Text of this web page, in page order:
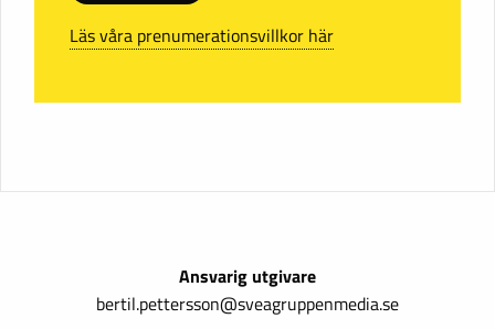
Läs våra prenumerationsvillkor här
Ansvarig utgivare
bertil.pettersson@sveagruppenmedia.se